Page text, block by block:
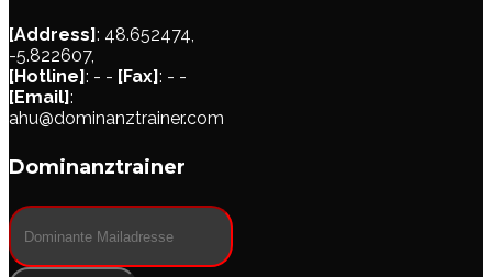
[Address] : 48.652474,
-5.822607,
[Hotline] : - - [Fax] : - -
[Email] :
ahu@dominanztrainer.com
Dominanztrainer